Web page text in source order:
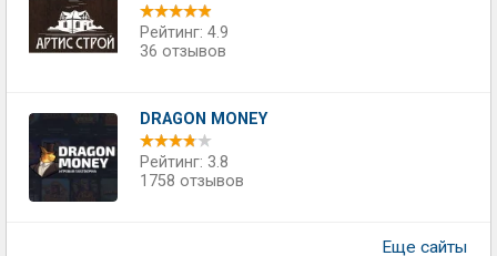
Рейтинг: 4.9
36 отзывов
DRAGON MONEY
Рейтинг: 3.8
1758 отзывов
Еще сайты